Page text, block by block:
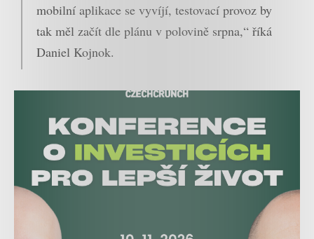
mobilní aplikace se vyvíjí, testovací provoz by
tak měl začít dle plánu v polovině srpna,“ říká
Daniel Kojnok.